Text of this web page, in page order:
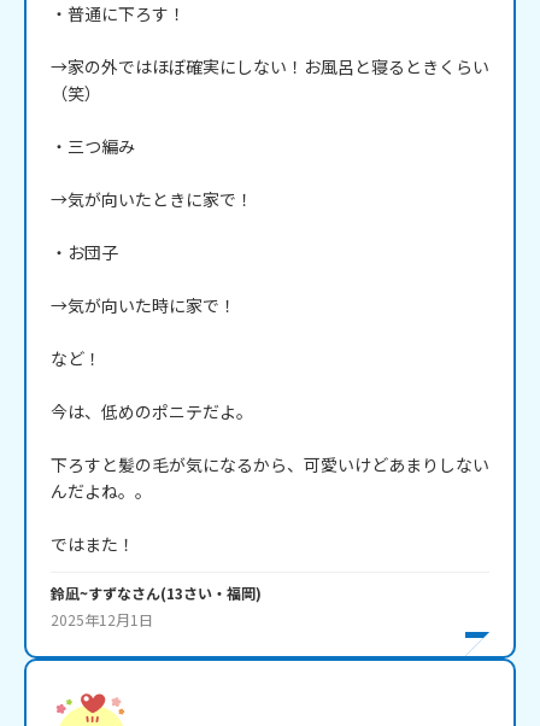
・普通に下ろす！
→家の外ではほぼ確実にしない！お風呂と寝るときくらい
（笑）
・三つ編み
→気が向いたときに家で！
・お団子
→気が向いた時に家で！
など！
今は、低めのポニテだよ。
下ろすと髪の毛が気になるから、可愛いけどあまりしない
んだよね。。
ではまた！
鈴凪~すずなさん(13さい・ 福岡)
2025年12月1日